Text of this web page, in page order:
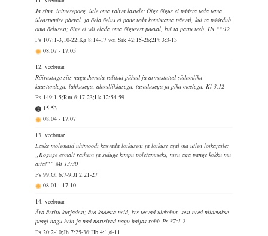
Ja sina, inimesepoeg, ütle oma rahva lastele: Õige õigus ei päästa teda tema
üleastumise päeval, ja õela õelus ei pane teda komistama päeval, kui ta pöördub
oma õelusest; õige ei või elada oma õigusest päeval, kui ta pattu teeb. Hs 33:12
Ps 107:1-3,10-22;Kg 8:14-17 või Srk 42:15-26;2Pt 3:3-13
08.07- 17.05
12. veebruar
Rõivastuge siis nagu Jumala valitud pühad ja armastatud südamliku
kaastundega, lahkusega, alandlikkusega, tasadusega ja pika meelega. Kl 3:12
Ps 149:1-5;Rm 6:17-23;Lk 12:54-59
15.53
08.04- 17.07
13. veebruar
Laske mõlemaid ühtmoodi kasvada lõikuseni ja lõikuse ajal ma ütlen lõikajaile:
„Koguge esmalt raihein ja siduge kimpu põletamiseks, nisu aga pange kokku mu
aita!““ Mt 13:30
Ps 99;Gl 6:7-9;Jl 2:21-27
08.01- 17.10
14. veebruar
Ära ärritu kurjadest; ära kadesta neid, kes teevad ülekohut, sest need niidetakse
peagi nagu hein ja nad närtsivad nagu haljas rohi! Ps 37:1-2
Ps 20:2-10;Jh 7:25-36;Hb 4:1,6-11